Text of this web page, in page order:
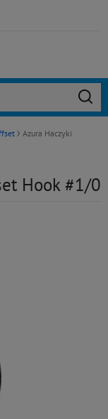
Azura Haczyki
Hook #1/0